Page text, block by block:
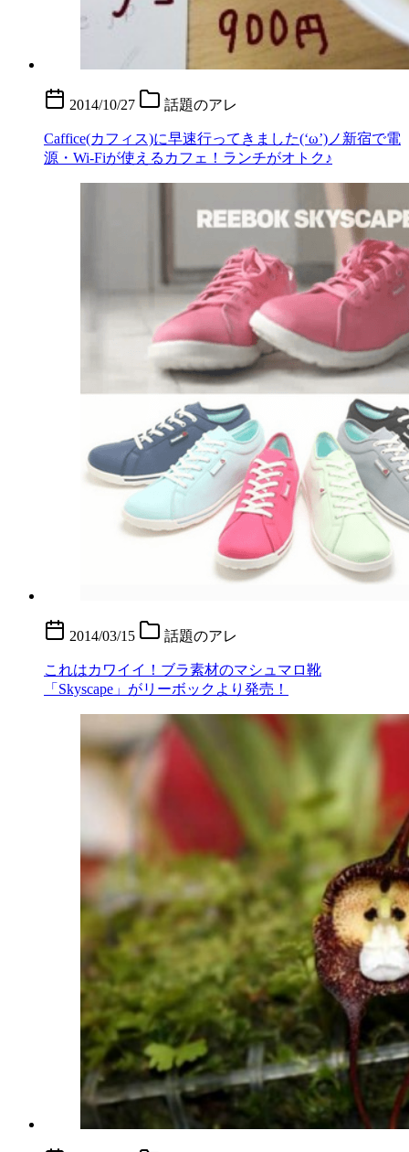
2014/10/27 話題のアレ
Caffice(カフィス)に早速行ってきました(‘ω’)ノ新宿で電
源・Wi-Fiが使えるカフェ！ランチがオトク♪
2014/03/15 話題のアレ
これはカワイイ！ブラ素材のマシュマロ靴
「Skyscape」がリーボックより発売！